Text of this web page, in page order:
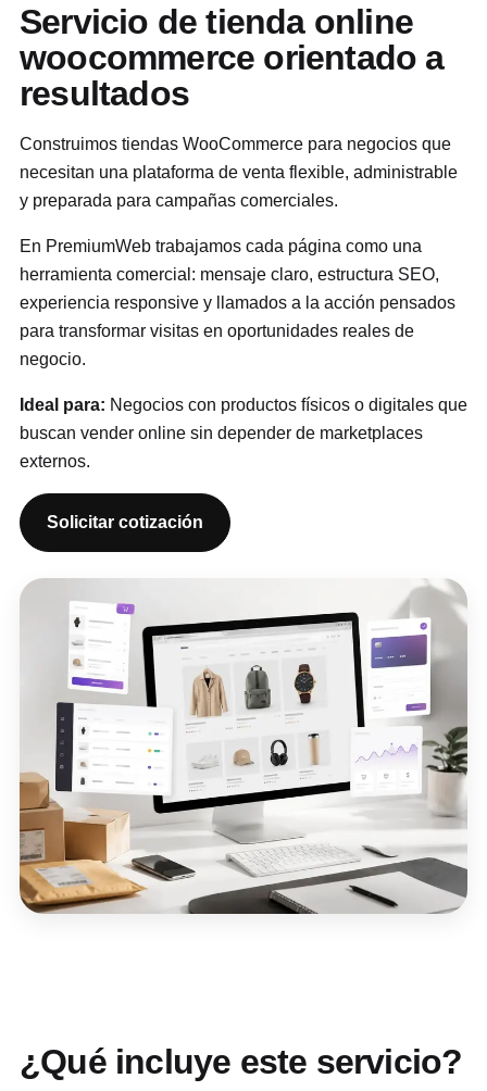
Servicio de tienda online
woocommerce orientado a
resultados
Construimos tiendas WooCommerce para negocios que
necesitan una plataforma de venta flexible, administrable
y preparada para campañas comerciales.
En PremiumWeb trabajamos cada página como una
herramienta comercial: mensaje claro, estructura SEO,
experiencia responsive y llamados a la acción pensados
para transformar visitas en oportunidades reales de
negocio.
Ideal para: Negocios con productos físicos o digitales que
buscan vender online sin depender de marketplaces
externos.
Solicitar cotización
¿Qué incluye este servicio?